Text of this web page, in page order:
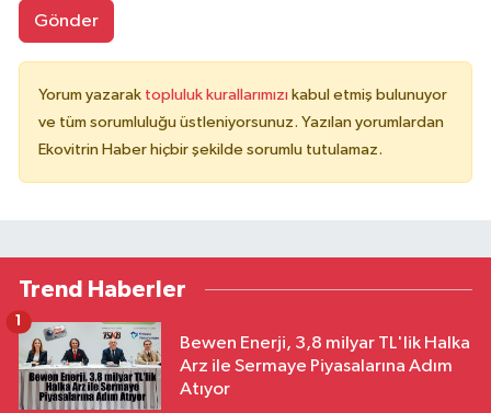
Gönder
Yorum yazarak topluluk kurallarımızı kabul etmiş bulunuyor
ve tüm sorumluluğu üstleniyorsunuz. Yazılan yorumlardan
Ekovitrin Haber hiçbir şekilde sorumlu tutulamaz.
Trend Haberler
Bewen Enerji, 3,8 milyar TL'lik Halka
Arz ile Sermaye Piyasalarına Adım
Atıyor
1